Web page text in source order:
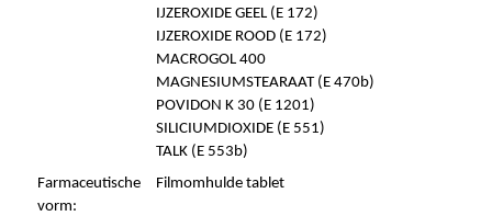
IJZEROXIDE GEEL (E 172)
IJZEROXIDE ROOD (E 172)
MACROGOL 400
MAGNESIUMSTEARAAT (E 470b)
POVIDON K 30 (E 1201)
SILICIUMDIOXIDE (E 551)
TALK (E 553b)
Farmaceutische
vorm:
Filmomhulde tablet